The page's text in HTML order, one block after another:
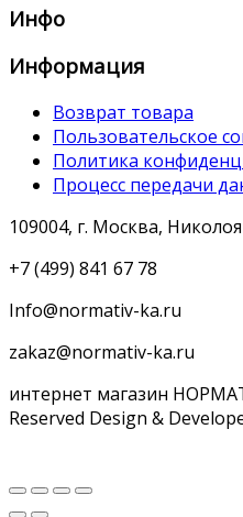
Инфо
Информация
Возврат товара
Пользовательское
Политика
Процесс передачи
109004, г. Москва,
+7 (499) 841 67 78
Info@normativ-ka.ru
zakaz@normativ-ka.ru
интернет магазин
Reserved Design &